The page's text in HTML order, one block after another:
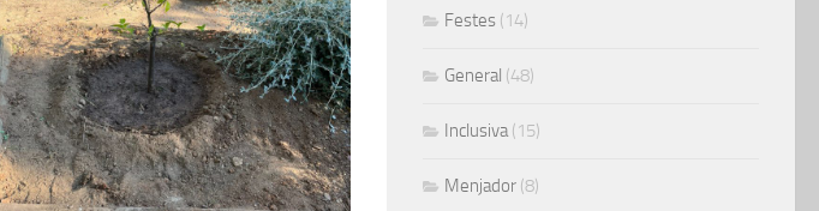
Festes (14)
General (48)
Inclusiva(15)
Menjador (8)